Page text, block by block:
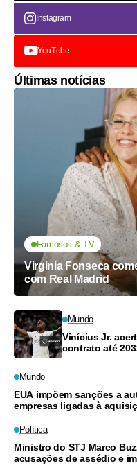
Instagram
YouTube
Últimas notícias
Famosos & TV
Virginia Fonseca
com Real Madrid
Mundo
Vinícius Jr.
contrato até
Mundo
EUA impõem sanções a
empresas ligadas à
Política
Ministro do STJ Marco
acusações de assédio e